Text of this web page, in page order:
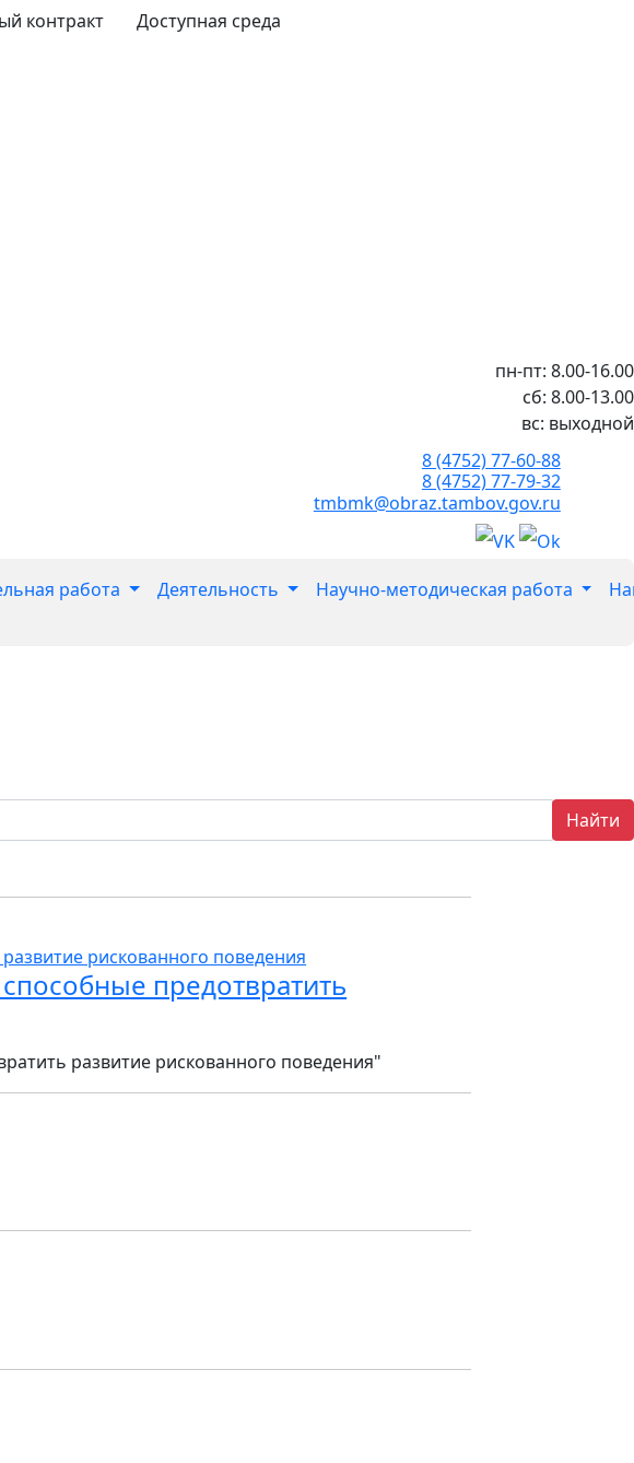
контракт Доступная среда
пн-пт: 8.00-16.00
сб: 8.00-13.00
вс: выходной
8 (4752) 77-60-88
8 (4752) 77-79-32
tmbmk@obraz.tambov.gov.ru
работа Деятельность Научно-методическая работа
Найти
предотвратить
развитие рискованного поведения"